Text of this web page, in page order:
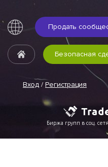
Продать
Вход / Регистрация
Безопасная
Биржа групп в соц.